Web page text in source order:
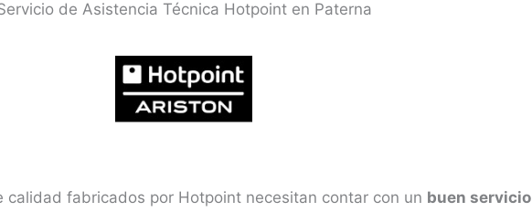
de Asistencia Técnica Hotpoint en Paterna
calidad fabricados por Hotpoint necesitan contar con un buen servicio